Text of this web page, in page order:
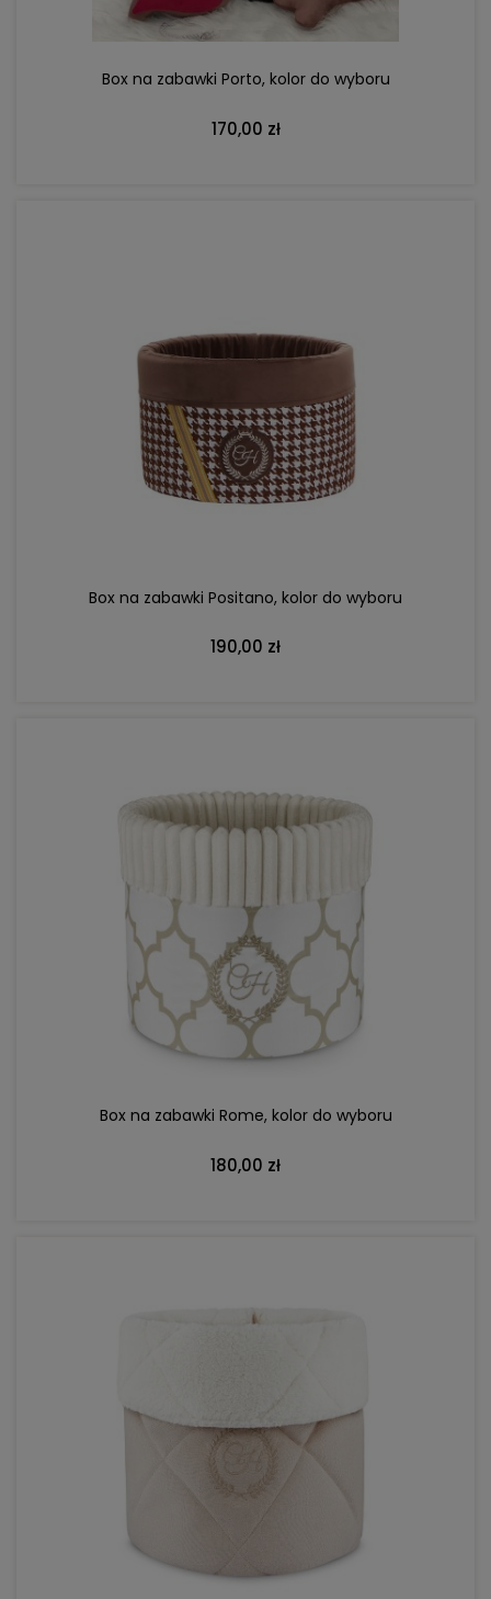
Box na zabawki Porto, kolor do wyboru
170,00 zł
Box na zabawki Positano, kolor do wyboru
190,00 zł
DO KOSZYKA
Box na zabawki Rome, kolor do wyboru
180,00 zł
DO KOSZYKA
DO KOSZYKA